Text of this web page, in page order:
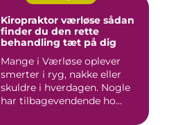
Kiropraktor værløse sådan
finder du den rette
behandling tæt på dig
Mange i Værløse oplever
smerter i ryg, nakke eller
skuldre i hverdagen. Nogle
har tilbagevendende ho...